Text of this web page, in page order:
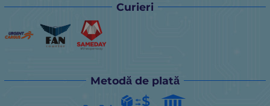
Curieri
Metodă de plată